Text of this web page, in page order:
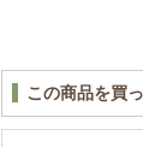
この商品を買